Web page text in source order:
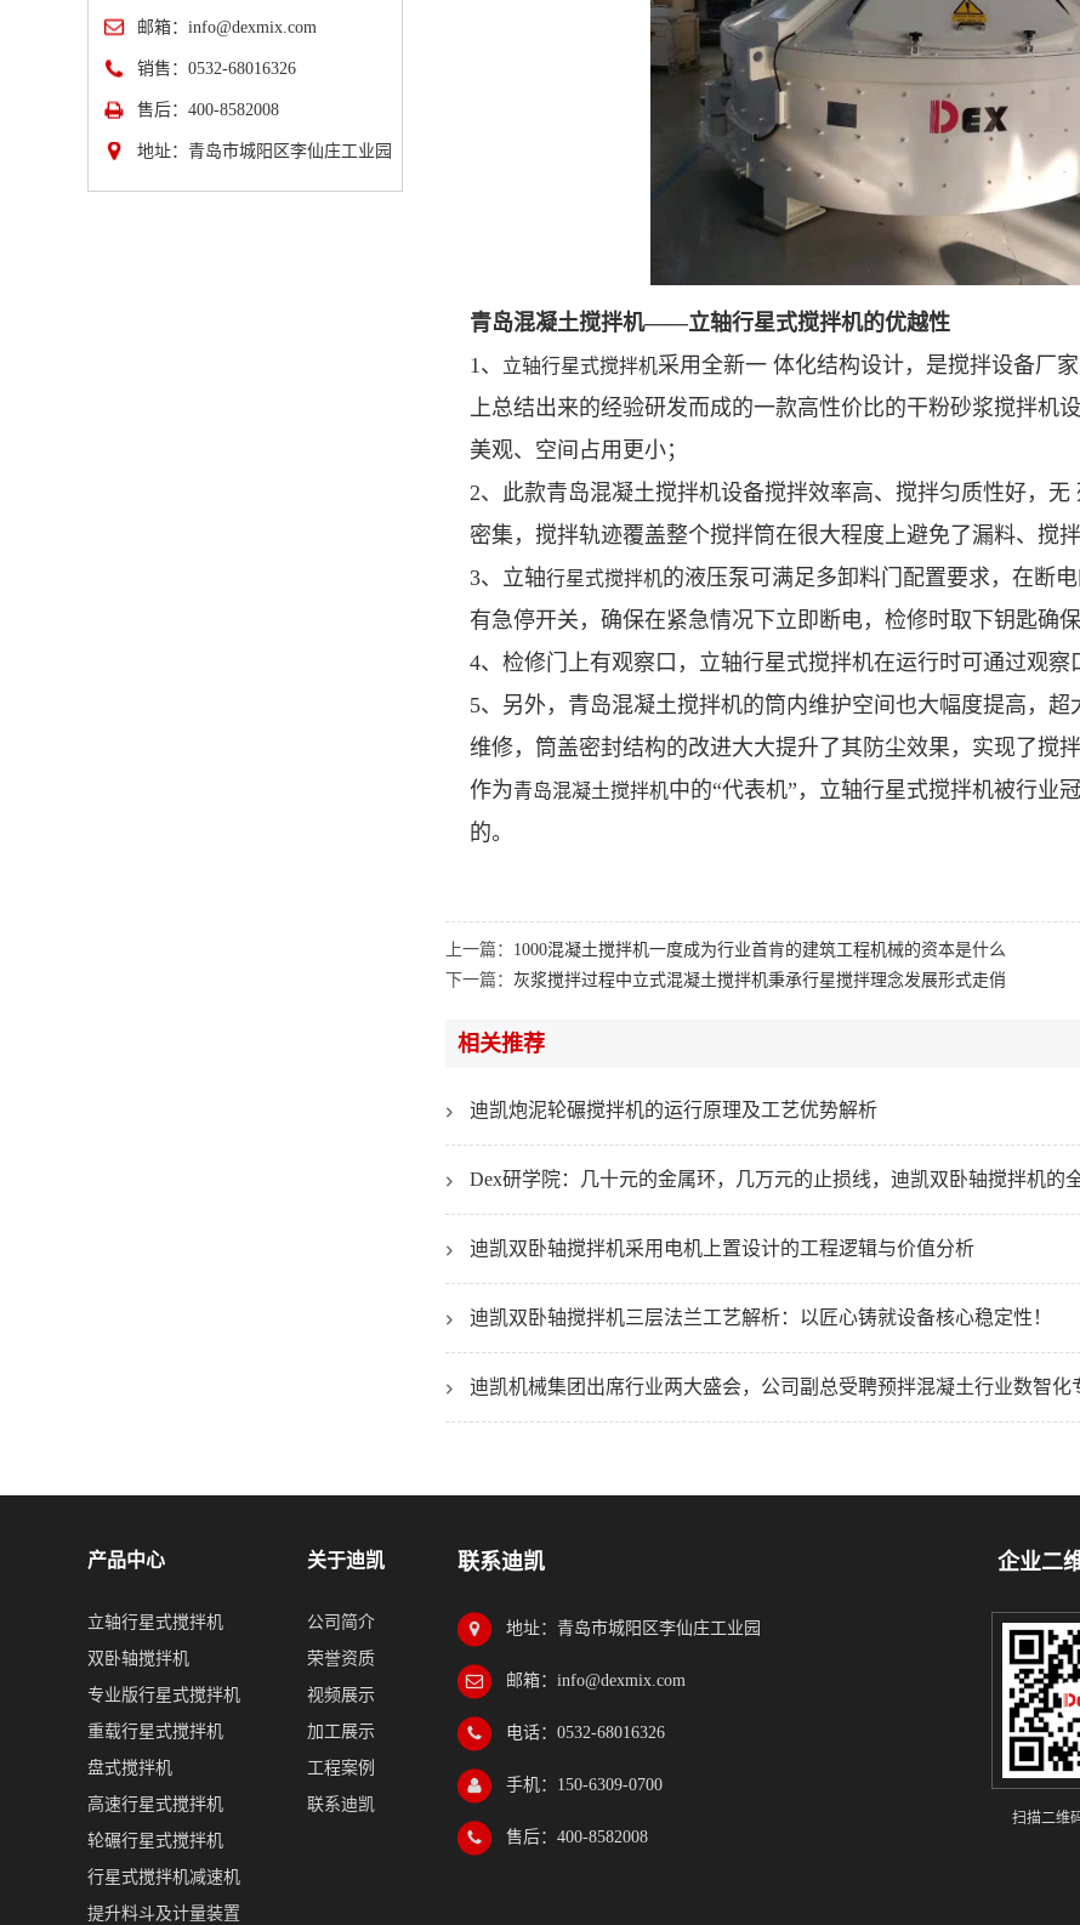
邮箱： info@dexmix.com
销售：0532-68016326
售后：400-8582008
地址：青岛市城阳区李仙庄工业园
青岛混凝土搅拌机——立轴行星式搅拌机的优越性
1、
立轴行星式搅拌机采用全新一 体化结构设计，是搅拌设备厂
上总结出来的经验研发而成的一款高性价比的干粉砂浆搅拌机
美观、空间占用更小；
2、此款青岛混凝土搅拌机设备搅拌效率高、搅拌匀质性好，
密集，搅拌轨迹覆盖整个搅拌筒在很大程度上避免了漏料、搅拌
3、立轴行星式搅拌机的液压泵可满足多卸料门配置要求，在断
有急停开关，确保在紧急情况下立即断电，检修时取下钥匙确
4、检修门上有观察口，立轴行星式搅拌机在运行时可通过观察
5、另外，青岛混凝土搅拌机的筒内维护空间也大幅度提高，
维修，筒盖密封结构的改进大大提升了其防尘效果，实现了搅拌
作为青岛混凝土搅拌机中的“代表机”，立轴行星式搅拌机被行业
的。
上一篇： 1000混凝土搅拌机一度成为行业首肯的建筑工程机械的资本是什么
下一篇： 灰浆搅拌过程中立式混凝土搅拌机秉承行星搅拌理念发展形式走俏
相关推荐
迪凯炮泥轮碾搅拌机的运行原理及工艺优势解析
Dex研学院：几十元的金属环，几万元的止损线，迪凯双卧轴搅拌机的
迪凯双卧轴搅拌机采用电机上置设计的工程逻辑与价值分析
迪凯双卧轴搅拌机三层法兰工艺解析：以匠心铸就设备核心稳定性！
迪凯机械集团出席行业两大盛会，公司副总受聘预拌混凝土行业数智化
产品中心
立轴行星式搅拌机
双卧轴搅拌机
专业版行星式搅拌机
重载行星式搅拌机
盘式搅拌机
高速行星式搅拌机
轮碾行星式搅拌机
行星式搅拌机减速机
提升料斗及计量装置
关于迪凯
公司简介
荣誉资质
视频展示
加工展示
工程案例
联系迪凯
联系迪凯
地址：青岛市城阳区李仙庄工业园
邮箱：info@dexmix.com
电话：0532-68016326
手机：150-6309-0700
售后：400-8582008
企业二
扫描二维